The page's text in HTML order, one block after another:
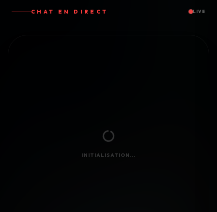
CHAT EN DIRECT LIVE
INITIALISATION...